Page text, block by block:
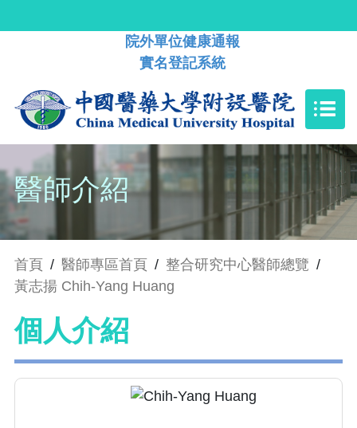
院外單位健康通報
實名登記系統
醫師介紹
首頁 / 醫師專區首頁 / 整合研究中心醫師總覽 /
黃志揚 Chih-Yang Huang
個人介紹